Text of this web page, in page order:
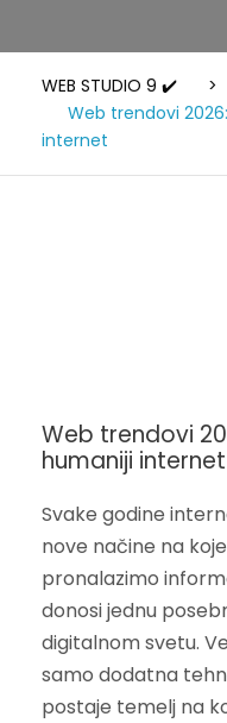
WEB STUDIO 9 ✔️ >
Web trendovi
internet
Web trendovi
humaniji internet
Svake godine
nove načine na
pronalazimo
donosi jednu
digitalnom svetu.
samo dodatna
postaje temelj na